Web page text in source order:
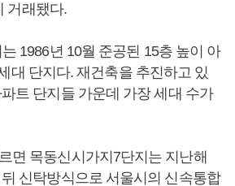
거래됐다.
1986년 10월 준공된 15층 높이 아
대 단지다. 재건축을 추진하고 있
트 단지들 가운데 가장 세대 수가
면 목동신시가지7단지는 지난해
신탁방식으로 서울시의 신속통합